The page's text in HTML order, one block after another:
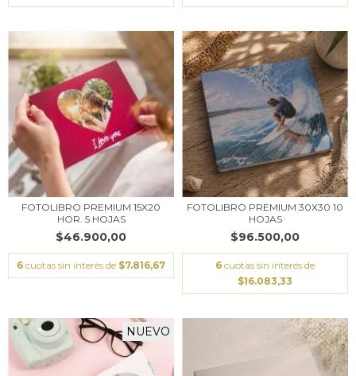
FOTOLIBRO PREMIUM 15X20
HOR. 5 HOJAS
$46.900,00
6 cuotas sin interés de $7.816,67
FOTOLIBRO PREMIUM 30X30 10
HOJAS
$96.500,00
6 cuotas sin interés de
$16.083,33
NUEVO